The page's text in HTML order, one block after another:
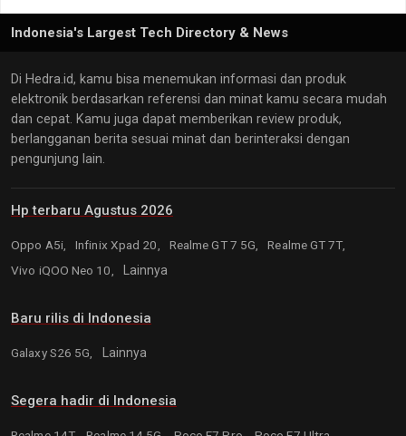
Indonesia's Largest Tech Directory & News
Di Hedra.id, kamu bisa menemukan informasi dan produk
elektronik berdasarkan referensi dan minat kamu secara mudah
dan cepat. Kamu juga dapat memberikan review produk,
berlangganan berita sesuai minat dan berinteraksi dengan
pengunjung lain.
Hp terbaru Agustus 2026
Oppo A5i, Infinix Xpad 20, Realme GT 7 5G,
Realme GT 7T,
Vivo iQOO Neo 10,
Lainnya
Baru rilis di Indonesia
Galaxy S26 5G, Lainnya
Segera hadir di Indonesia